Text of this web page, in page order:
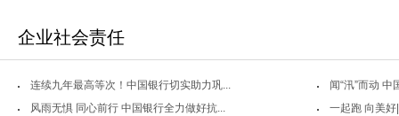
企业社会责任
连续九年最高等次！中国银行切实助力巩...
闻“汛”而动
风雨无惧 同心前行 中国银行全力做好抗...
一起跑 向美好